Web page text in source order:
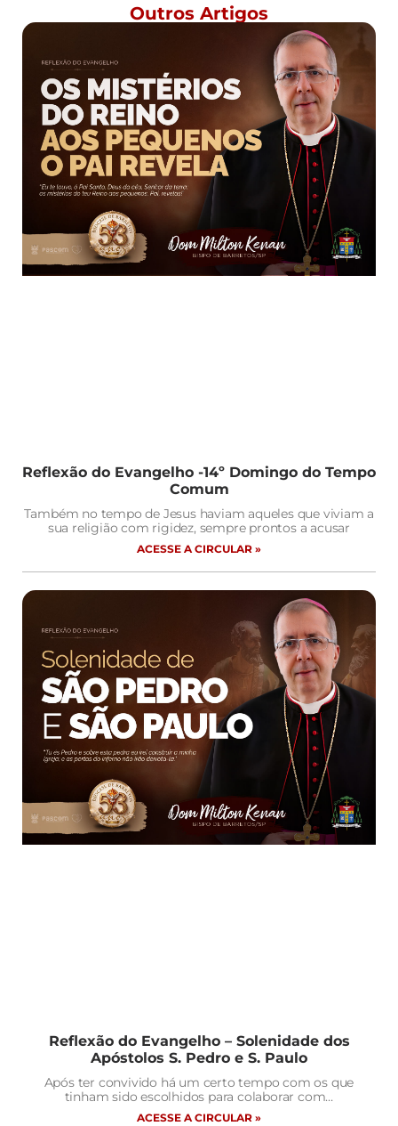
Outros Artigos
Reflexão do Evangelho -14º Domingo do Tempo
Comum
Também no tempo de Jesus haviam aqueles que viviam a
sua religião com rigidez, sempre prontos a acusar
ACESSE A CIRCULAR »
Reflexão do Evangelho – Solenidade dos
Apóstolos S. Pedro e S. Paulo
Após ter convivido há um certo tempo com os que
tinham sido escolhidos para colaborar com…
ACESSE A CIRCULAR »